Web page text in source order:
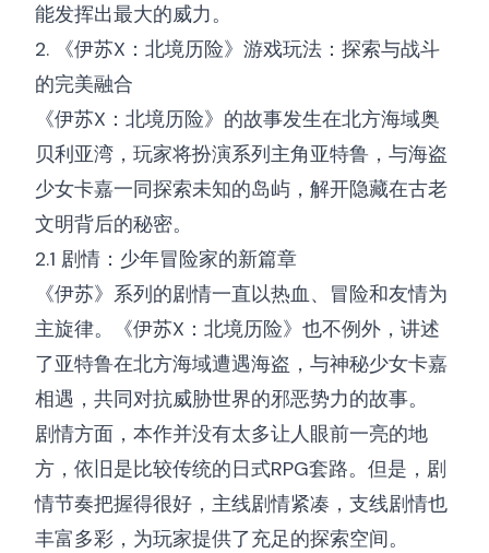
能发挥出最大的威力。
2. 《伊苏X：北境历险》游戏玩法：探索与战斗
的完美融合
《伊苏X：北境历险》的故事发生在北方海域奥
贝利亚湾，玩家将扮演系列主角亚特鲁，与海盗
少女卡嘉一同探索未知的岛屿，解开隐藏在古老
文明背后的秘密。
2.1 剧情：少年冒险家的新篇章
《伊苏》系列的剧情一直以热血、冒险和友情为
主旋律。《伊苏X：北境历险》也不例外，讲述
了亚特鲁在北方海域遭遇海盗，与神秘少女卡嘉
相遇，共同对抗威胁世界的邪恶势力的故事。
剧情方面，本作并没有太多让人眼前一亮的地
方，依旧是比较传统的日式RPG套路。但是，剧
情节奏把握得很好，主线剧情紧凑，支线剧情也
丰富多彩，为玩家提供了充足的探索空间。